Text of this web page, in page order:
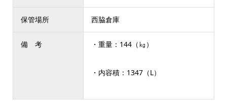
保管場所 西脇倉庫
備 考 ・重量：144（㎏）
・内容積：1347（L）